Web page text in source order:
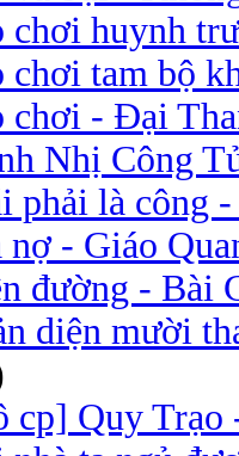
chơi huynh
chơi tam bộ
chơi - Đại
Nhị Công
phải là công
nợ - Giáo
đường - Bài
diện mười
cp] Quy Trạo